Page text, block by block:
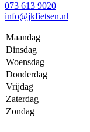
073 613 9020
info@jkfietsen.nl
Maandag
Dinsdag
Woensdag
Donderdag
Vrijdag
Zaterdag
Zondag